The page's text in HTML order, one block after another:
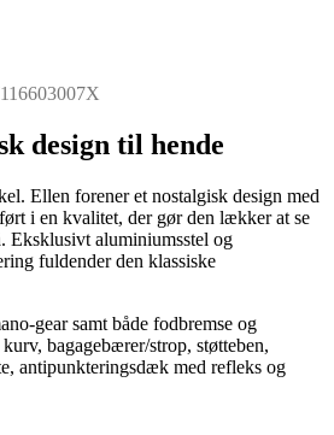
design til hende
Ellen forener et nostalgisk design med
i en kvalitet, der gør den lækker at se
Eksklusivt aluminiumsstel og
fuldender den klassiske
gear samt både fodbremse og
bagagebærer/strop, støtteben,
antipunkteringsdæk med refleks og